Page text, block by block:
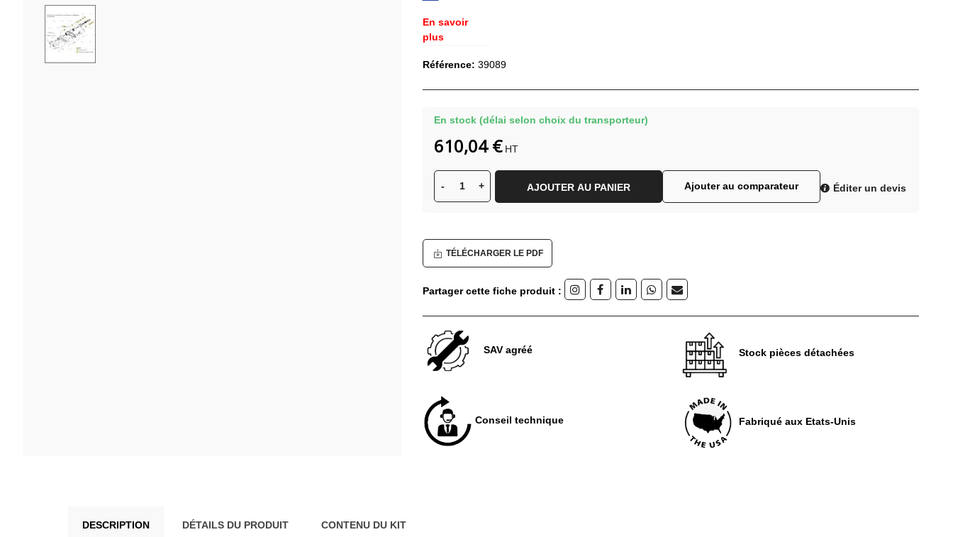
En savoir
plus
Référence: 39089
En stock (délai selon choix du transporteur)
- + AJOUTER AU PANIER Ajouter au comparateur Éditer un devis
610,04 € HT
TÉLÉCHARGER LE PDF
Partager cette fiche produit :
SAV agréé Stock pièces détachées
Conseil technique Fabriqué aux Etats-Unis
DESCRIPTION DÉTAILS DU PRODUIT CONTENU DU KIT